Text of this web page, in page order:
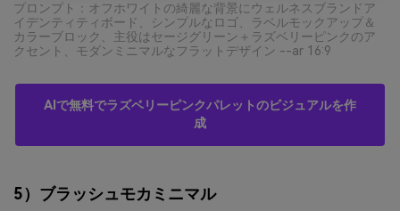
プロンプト：オフホワイトの綺麗な背景にウェルネスブランドア
イデンティティボード、シンプルなロゴ、ラベルモックアップ＆
カラーブロック、主役はセージグリーン＋ラズベリーピンクのア
クセント、モダンミニマルなフラットデザイン --ar 16:9
AIで無料でラズベリーピンクパレットのビジュアルを作
成
5）ブラッシュモカミニマル